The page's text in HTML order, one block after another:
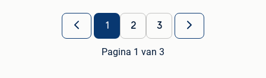
1 2 3
Pagina 1 van 3